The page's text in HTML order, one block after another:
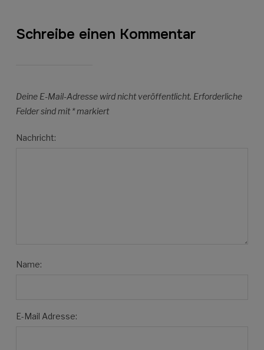
Schreibe einen Kommentar
Deine E-Mail-Adresse wird nicht veröffentlicht. Erforderliche
Felder sind mit*markiert
Nachricht:
Name:
E-Mail Adresse: